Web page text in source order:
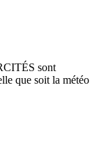
sont
que soit la météo